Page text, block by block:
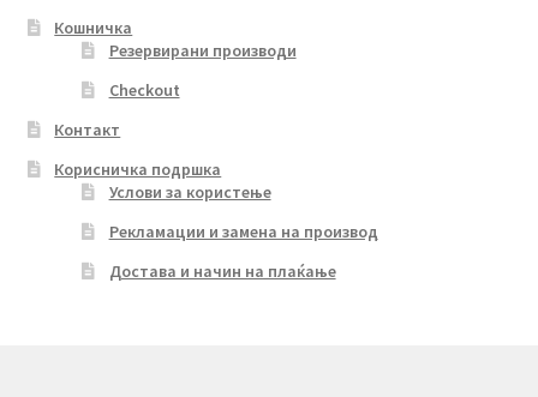
Кошничка
Резервирани производи
Checkout
Контакт
Корисничка подршка
Услови за користење
Рекламации и замена на производ
Достава и начин на плаќање